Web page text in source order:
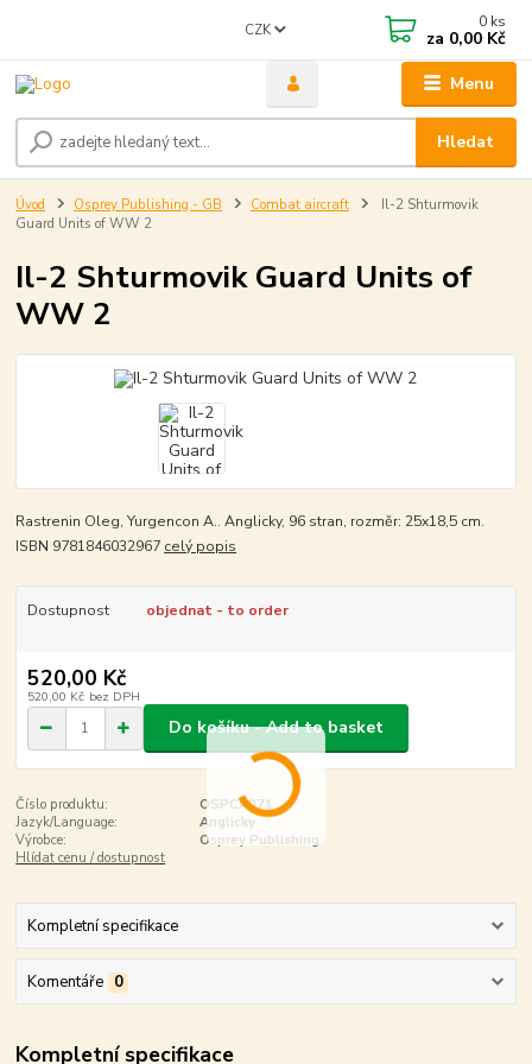
Menu
CZK
Hledat
0 ks
za 0,00 Kč
Úvod Osprey Publishing - GB Combat aircraft
Il-2 Shturmovik
Guard Units of WW 2
Il-2 Shturmovik Guard Units of
WW 2
Rastrenin Oleg, Yurgencon A.. Anglicky, 96 stran, rozměr: 25x18,5 cm.
ISBN 9781846032967 celý popis
Dostupnost objednat - to order
520,00 Kč
520,00 Kč bez DPH
Do košíku - Add to basket
Číslo produktu:
OSPCA071
Jazyk/Language:
Anglicky
Výrobce:
Osprey Publishing
Hlídat cenu / dostupnost
Kompletní specifikace
Komentáře 0
Kompletní specifikace